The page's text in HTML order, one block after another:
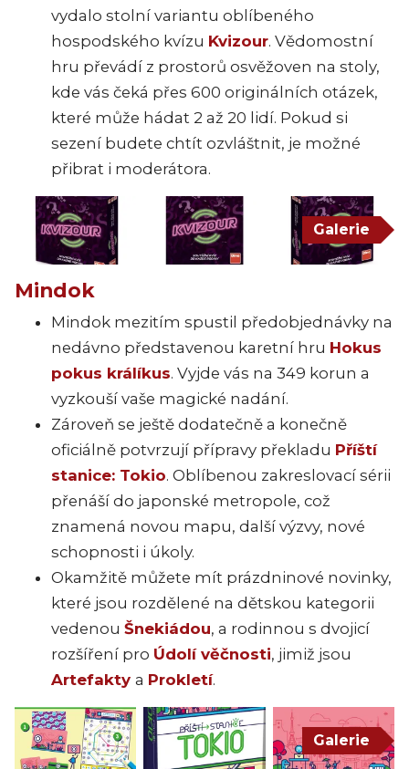
vydalo stolní variantu oblíbeného
hospodského kvízu Kvizour. Vědomostní
hru převádí z prostorů osvěžoven na stoly,
kde vás čeká přes 600 originálních otázek,
které může hádat 2 až 20 lidí. Pokud si
sezení budete chtít ozvláštnit, je možné
přibrat i moderátora.
Galerie
Mindok
Mindok mezitím spustil předobjednávky na
nedávno představenou karetní hru Hokus
pokus králíkus. Vyjde vás na 349 korun a
vyzkouší vaše magické nadání.
Zároveň se ještě dodatečně a konečně
oficiálně potvrzují přípravy překladu Příští
stanice: Tokio. Oblíbenou zakreslovací sérii
přenáší do japonské metropole, což
znamená novou mapu, další výzvy, nové
schopnosti i úkoly.
Okamžitě můžete mít prázdninové novinky,
které jsou rozdělené na dětskou kategorii
vedenou Šnekiádou, a rodinnou s dvojicí
rozšíření pro Údolí věčnosti, jimiž jsou
Artefakty a Prokletí.
Galerie